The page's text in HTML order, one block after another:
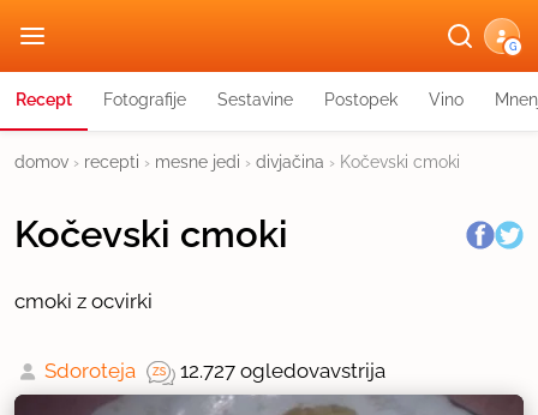
G
Recept Fotografije Sestavine Postopek Vino
domov › recepti › mesne jedi › divjačina › Kočevski cmoki
Kočevski cmoki
cmoki z ocvirki
Sdoroteja 12.727 ogledovavstrija